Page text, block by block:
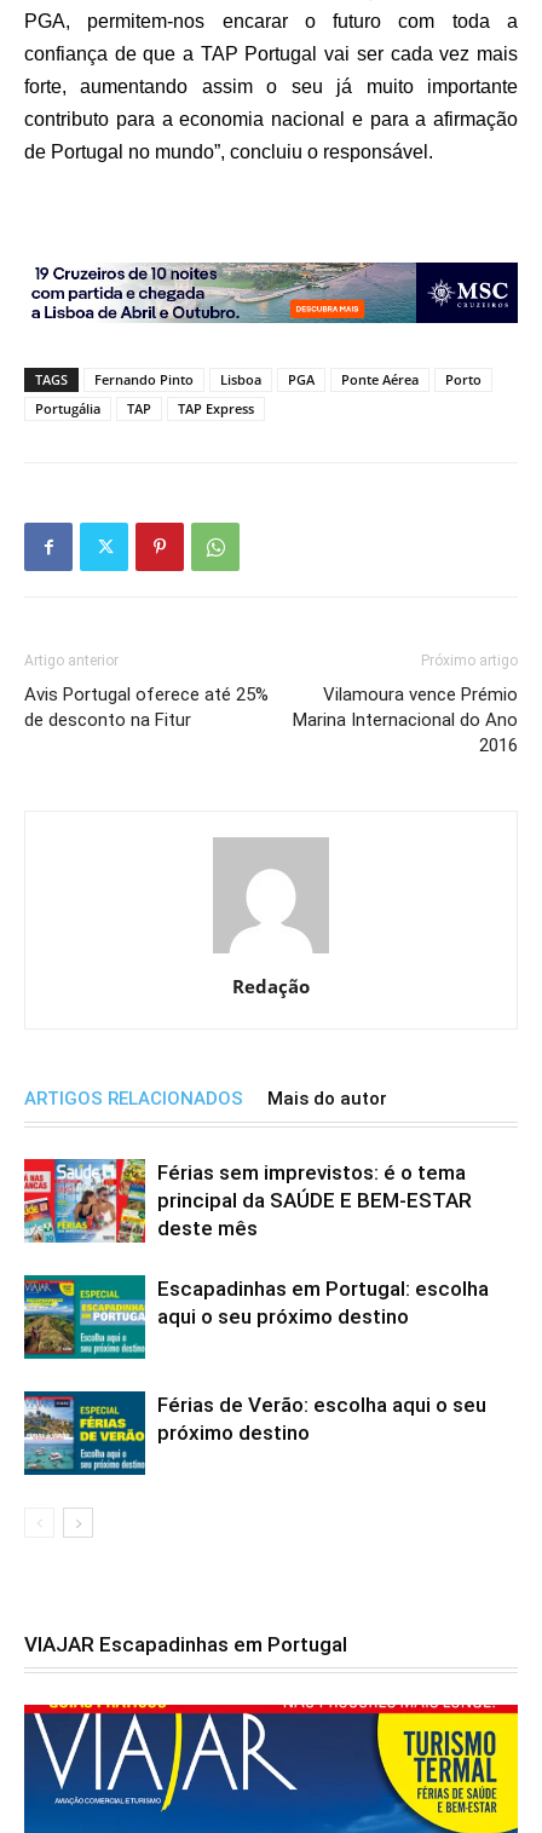
PGA, permitem-nos encarar o futuro com toda a
confiança de que a TAP Portugal vai ser cada vez mais
forte, aumentando assim o seu já muito importante
contributo para a economia nacional e para a afirmação
de Portugal no mundo”, concluiu o responsável.
TAGS Fernando Pinto Lisboa PGA Ponte Aérea
Porto
Portugália
TAP TAP Express
Artigo anterior
Avis Portugal oferece até 25%
de desconto na Fitur
Próximo artigo
Vilamoura vence Prémio
Marina Internacional do Ano
2016
Redação
ARTIGOS RELACIONADOS Mais do autor
Férias sem imprevistos: é o tema
principal da SAÚDE E BEM-ESTAR
deste mês
Escapadinhas em Portugal: escolha
aqui o seu próximo destino
Férias de Verão: escolha aqui o seu
próximo destino
VIAJAR Escapadinhas em Portugal